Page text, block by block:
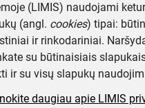
(LIMIS) naudojami
(angl. cookies) tipai:
ir rinkodariniai.
su būtinaisiais
ir su visų slapukų
daugiau apie LIMIS